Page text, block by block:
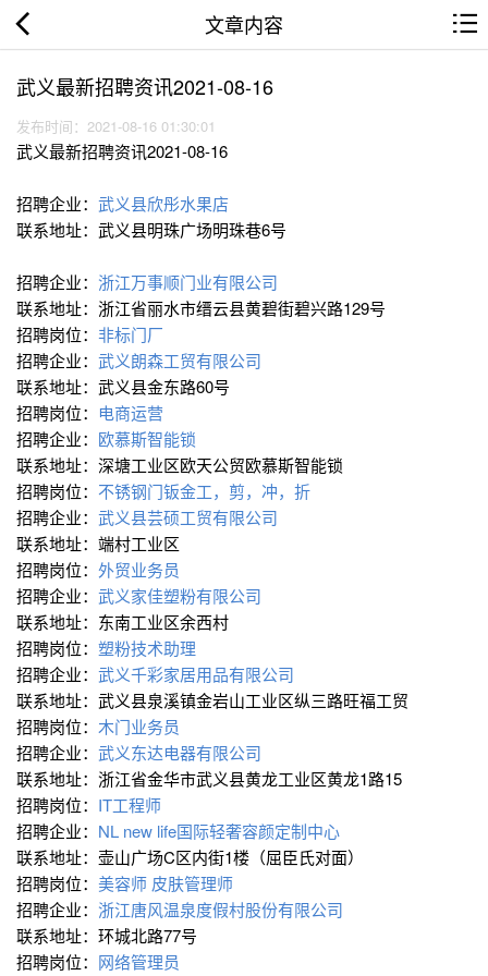
文章内容
武义最新招聘资讯2021-08-16
发布时间：2021-08-16 01:30:01
武义最新招聘资讯2021-08-16
招聘企业： 武义县欣彤水果店
联系地址：武义县明珠广场明珠巷6号
招聘企业： 浙江万事顺门业有限公司
联系地址：浙江省丽水市缙云县黄碧街碧兴路129号
招聘岗位： 非标门厂
招聘企业： 武义朗森工贸有限公司
联系地址：武义县金东路60号
招聘岗位： 电商运营
招聘企业： 欧慕斯智能锁
联系地址：深塘工业区欧天公贸欧慕斯智能锁
招聘岗位： 不锈钢门钣金工，剪，冲，折
招聘企业： 武义县芸硕工贸有限公司
联系地址：端村工业区
招聘岗位： 外贸业务员
招聘企业： 武义家佳塑粉有限公司
联系地址：东南工业区余西村
招聘岗位： 塑粉技术助理
招聘企业： 武义千彩家居用品有限公司
联系地址：武义县泉溪镇金岩山工业区纵三路旺福工贸
招聘岗位： 木门业务员
招聘企业： 武义东达电器有限公司
联系地址：浙江省金华市武义县黄龙工业区黄龙1路15
招聘岗位： IT工程师
招聘企业： NL new life国际轻奢容颜定制中心
联系地址：壶山广场C区内街1楼（屈臣氏对面）
招聘岗位： 美容师 皮肤管理师
招聘企业： 浙江唐风温泉度假村股份有限公司
联系地址：环城北路77号
招聘岗位： 网络管理员